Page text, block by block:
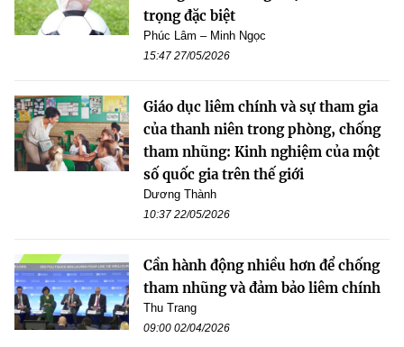
trọng đặc biệt
Phúc Lâm – Minh Ngọc
15:47 27/05/2026
Giáo dục liêm chính và sự tham gia
của thanh niên trong phòng, chống
tham nhũng: Kinh nghiệm của một
số quốc gia trên thế giới
Dương Thành
10:37 22/05/2026
Cần hành động nhiều hơn để chống
tham nhũng và đảm bảo liêm chính
Thu Trang
09:00 02/04/2026